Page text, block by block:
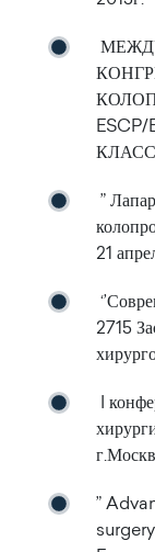
”
21
2715
I
”